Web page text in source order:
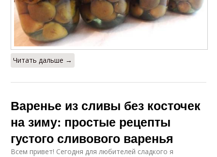
Читать дальше →
Варенье из сливы без косточек
на зиму: простые рецепты
густого сливового варенья
Всем привет! Сегодня для любителей сладкого я